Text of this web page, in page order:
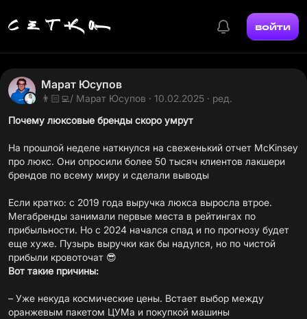
войти
Марат Юсупов
👨🏻‍💻/ Марат Юсупов · 10.02.2025 · ред.
Почему люксовые бренды скоро умрут
На прошлой неделе наткнулся на свеженький отчет McKinsey
про люкс. Они опросили более 50 тысяч клиентов лакшери
брендов по всему миру и сделали выводы
Если кратко: с 2019 года выручка люкса выросла втрое.
Мегабренды занимали первые места в рейтингах по
прибыльности. Но с 2024 начался спад и по прогнозу будет
еще хуже. Пузырь выручки как бы надулся, но по чистой
Вот такие причины:
– Уже некуда космические цены. Встает выбор между
оранжевым пакетом ЦУМа и покупкой машины